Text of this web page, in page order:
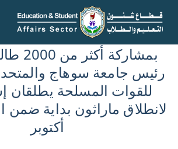
رئيس جامعة سوهاج
للقوات المسلحة يطلقان
لانطلاق ماراثون بداية ضمن
أكتوبر